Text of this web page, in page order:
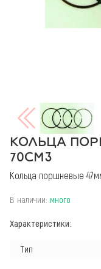
КОЛЬЦА
70СМ3
Кольца поршневые
В наличии: много
Характеристики:
Тип